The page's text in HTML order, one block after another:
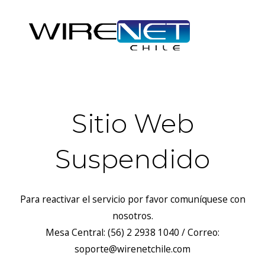
Sitio Web
Suspendido
Para reactivar el servicio por favor comuníquese con
nosotros.
Mesa Central: (56) 2 2938 1040 / Correo:
soporte@wirenetchile.com